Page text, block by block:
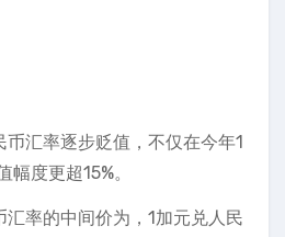
汇率逐步贬值，不仅在今年1
幅度更超15%。
率的中间价为，1加元兑人民